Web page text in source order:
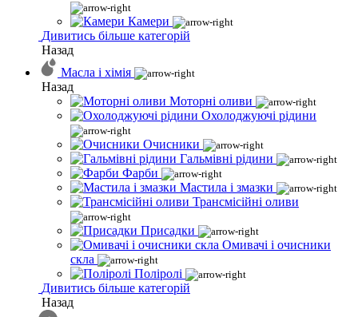
Камери
Дивитись більше категорій
Назад
Масла і хімія
Назад
Моторні оливи
Охолоджуючі рідини
Очисники
Гальмівні рідини
Фарби
Мастила і змазки
Трансмісійні оливи
Присадки
Омивачі і очисники
скла
Поліролі
Дивитись більше категорій
Назад